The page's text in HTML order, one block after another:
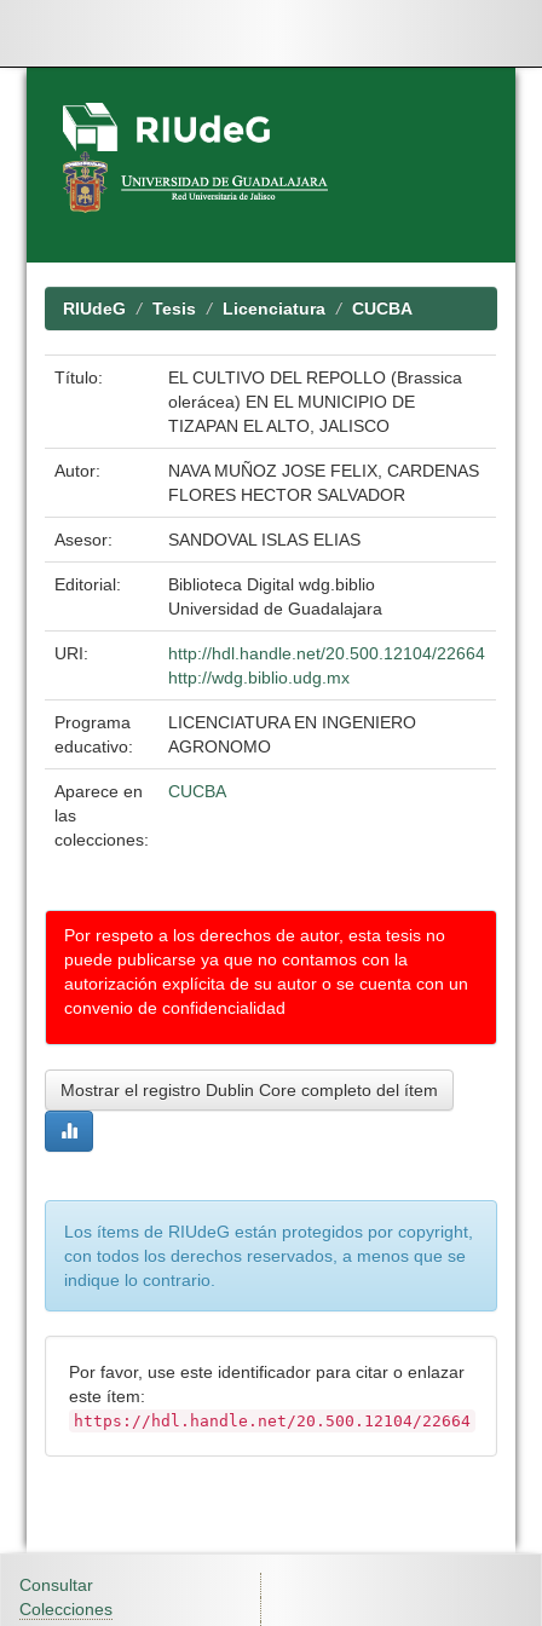
Skip
navigation
RIUdeG Tesis Licenciatura CUCBA
Título:
EL CULTIVO DEL REPOLLO (Brassica
olerácea) EN EL MUNICIPIO DE
TIZAPAN EL ALTO, JALISCO
Autor:
NAVA MUÑOZ JOSE FELIX, CARDENAS
FLORES HECTOR SALVADOR
Asesor: SANDOVAL ISLAS ELIAS
Editorial:
Biblioteca Digital wdg.biblio
Universidad de Guadalajara
URI:
http://hdl.handle.net/20.500.12104/22664
http://wdg.biblio.udg.mx
Programa
educativo:
LICENCIATURA EN INGENIERO
AGRONOMO
Aparece en
las
colecciones:
CUCBA
Por respeto a los derechos de autor, esta tesis no
puede publicarse ya que no contamos con la
autorización explícita de su autor o se cuenta con un
convenio de confidencialidad
Mostrar el registro Dublin Core completo del ítem
Los ítems de RIUdeG están protegidos por copyright,
con todos los derechos reservados, a menos que se
indique lo contrario.
Por favor, use este identificador para citar o enlazar
este ítem:
https://hdl.handle.net/20.500.12104/22664
Consultar
Colecciones